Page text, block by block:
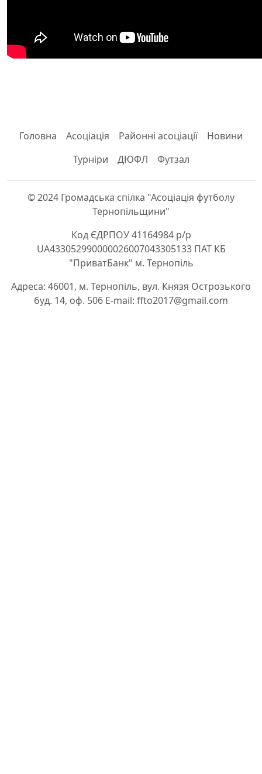
Головна Асоціація Районні асоціації
Новини
Турніри
ДЮФЛ Футзал
© 2024 Громадська спілка "Асоціація футболу
Тернопільщини"
Код ЄДРПОУ 41164984 р/р
UA433052990000026007043305133 ПАТ КБ
"ПриватБанк" м. Тернопіль
Адреса: 46001, м. Тернопіль, вул. Князя Острозького
буд. 14, оф. 506 E-mail: ffto2017@gmail.com